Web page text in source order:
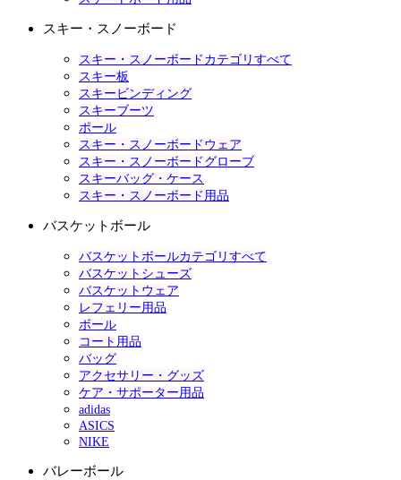
スキー・スノーボード
スキー・スノーボードカテゴリすべて
スキー板
スキービンディング
スキーブーツ
ポール
スキー・スノーボードウェア
スキー・スノーボードグローブ
スキーバッグ・ケース
スキー・スノーボード用品
バスケットボール
バスケットボールカテゴリすべて
バスケットシューズ
バスケットウェア
レフェリー用品
ボール
コート用品
バッグ
アクセサリー・グッズ
ケア・サポーター用品
adidas
ASICS
NIKE
バレーボール